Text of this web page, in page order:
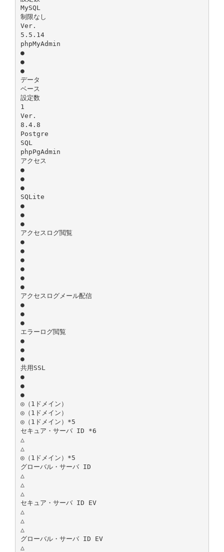
MySQL
制限なし
Ver.
5.5.14
phpMyAdmin
●
●
●
データ
ベース
設定数
1
Ver.
8.4.8
Postgre
SQL
phpPgAdmin
アクセス
●
●
●
SQLite
●
●
●
アクセスログ閲覧
●
●
●
●
●
●
アクセスログメール配信
●
●
●
エラーログ閲覧
●
●
●
共用SSL
●
●
●
◎（1ドメイン）
◎（1ドメイン）
◎（1ドメイン）*5
セキュア・サーバ ID *6
△
△
◎（1ドメイン）*5
グローバル・サーバ ID
△
△
△
セキュア・サーバ ID EV
△
△
△
グローバル・サーバ ID EV
△